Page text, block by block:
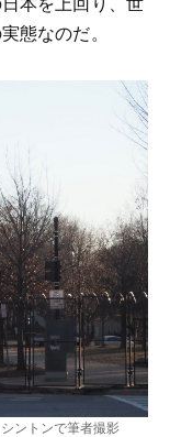
態なのだ。
ントンで筆者撮影